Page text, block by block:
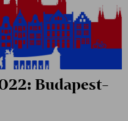
Budapest-